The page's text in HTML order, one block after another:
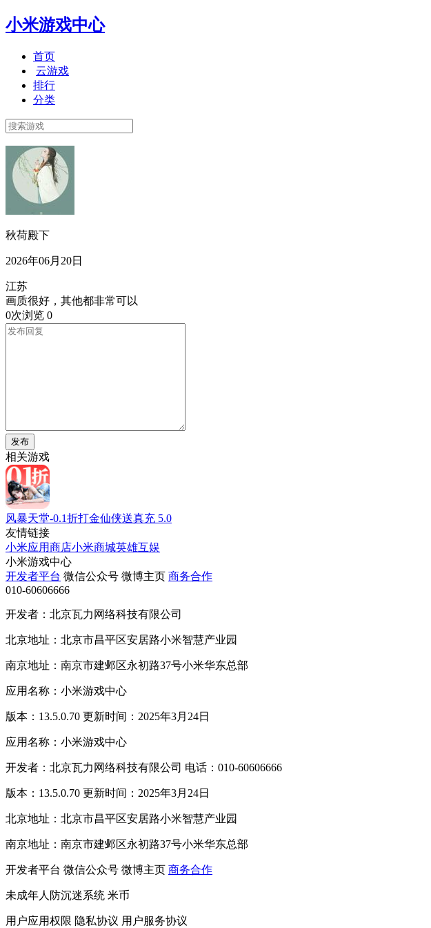
小米游戏中心
首页
云游戏
排行
分类
秋荷殿下
2026年06月20日
江苏
画质很好，其他都非常可以
0次浏览 0
发布
相关游戏
风暴天堂-0.1折打金仙侠送真充 5.0
友情链接
小米应用商店小米商城英雄互娱
小米游戏中心
开发者平台 微信公众号 微博主页 商务合作
010-60606666
开发者：北京瓦力网络科技有限公司
北京地址：北京市昌平区安居路小米智慧产业园
南京地址：南京市建邺区永初路37号小米华东总部
应用名称：小米游戏中心
版本：13.5.0.70 更新时间：2025年3月24日
应用名称：小米游戏中心
开发者：北京瓦力网络科技有限公司 电话：010-60606666
版本：13.5.0.70 更新时间：2025年3月24日
北京地址：北京市昌平区安居路小米智慧产业园
南京地址：南京市建邺区永初路37号小米华东总部
开发者平台 微信公众号 微博主页 商务合作
未成年人防沉迷系统 米币
用户应用权限 隐私协议 用户服务协议